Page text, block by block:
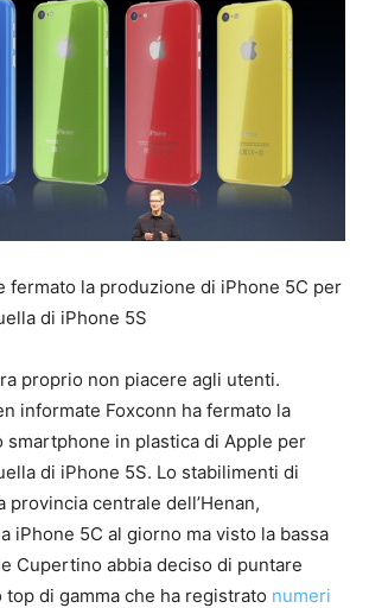
fermato la produzione di iPhone 5C per
di iPhone 5S
proprio non piacere agli utenti.
informate Foxconn ha fermato la
smartphone in plastica di Apple per
di iPhone 5S. Lo stabilimenti di
provincia centrale dell’Henan,
iPhone 5C al giorno ma visto la bassa
Cupertino abbia deciso di puntare
di gamma che ha registrato numeri